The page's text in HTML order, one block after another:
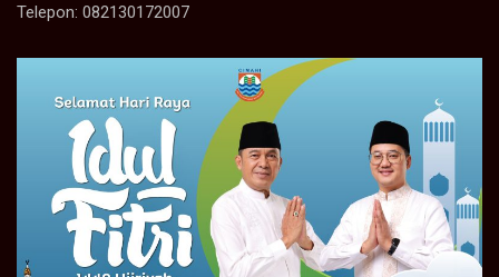
Telepon: 082130172007